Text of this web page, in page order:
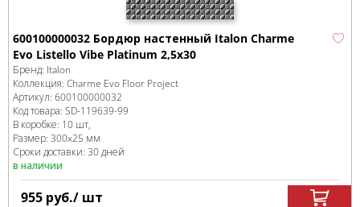
600100000032 Бордюр настенный Italon Charme
Evo Listello Vibe Platinum 2,5x30
Бренд: Italon
Коллекция: Charme Evo Floor Project
Артикул: 600100000032
Код товара: SD-119639-99
В коробке: 10 шт,
Размер: 300x25 мм
Сроки доставки: 30 дней
в наличии
955 руб./ шт